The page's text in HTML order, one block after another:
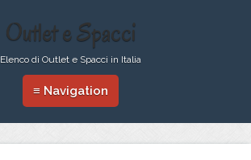
Outlet e Spacci
Elenco di Outlet e Spacci in Italia
≡ Navigation